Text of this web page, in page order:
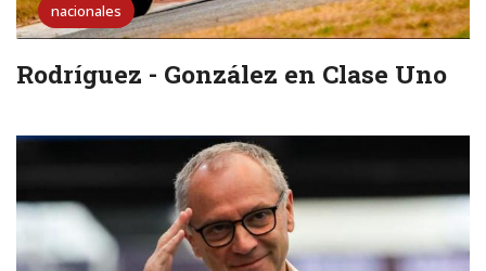
nacionales
Rodríguez - González en Clase Uno